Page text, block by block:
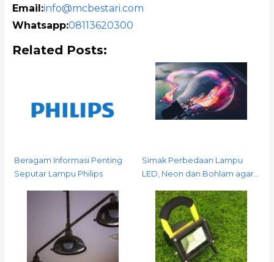
Email:info@mcbestari.com
Whatsapp:08113620300
Related Posts:
Beragam Informasi Penting
Seputar Lampu Philips
Simak Perbedaan Lampu
LED, Neon dan Bohlam agar…